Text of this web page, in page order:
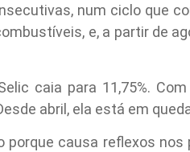
num ciclo que
e, a partir de
caia para 11,75%.
abril, ela está em
causa reflexos